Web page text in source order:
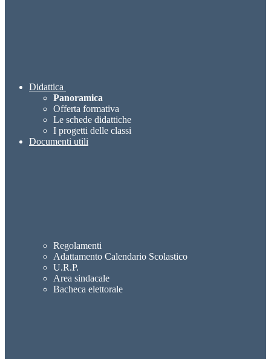
Didattica
Panoramica
Offerta formativa
Le schede didattiche
I progetti delle classi
Documenti utili
Regolamenti
Adattamento Calendario Scolastico
U.R.P.
Area sindacale
Bacheca elettorale